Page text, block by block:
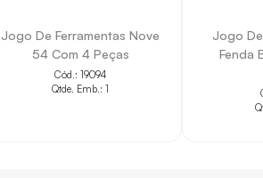
Jogo De Ferramentas Nove
54 Com 4 Peças
Cód.: 19094
Qtde. Emb.: 1
Jogo
Fenda